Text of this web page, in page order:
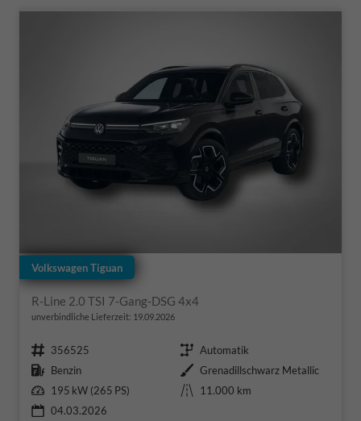
Volkswagen Tiguan
R-Line 2.0 TSI 7-Gang-DSG 4x4
unverbindliche Lieferzeit: 19.09.2026
Fahrzeugnr. 356525 Getriebe Automatik
Kraftstoff Benzin Außenfarbe Grenadillschwarz Metallic
Leistung 195 kW (265 PS) Kilometerstand
11.000 km
04.03.2026